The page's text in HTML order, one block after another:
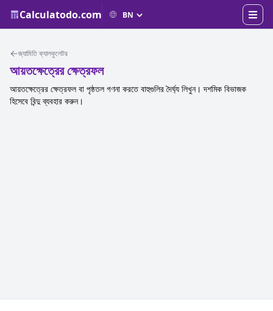
Calculatodo.com
জ্যামিতি ক্যালকুলেটর
আয়তক্ষেত্রের ক্ষেত্রফল
আয়তক্ষেত্রের ক্ষেত্রফল বা পৃষ্ঠতল গণনা করতে বাহুগুলির দৈর্ঘ্য লিখুন। দশমিক বিভাজক
হিসেবে বিন্দু ব্যবহার করুন।